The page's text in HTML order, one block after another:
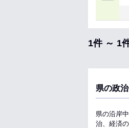
1件 ～ 1
県の政
県の沿岸
治、経済